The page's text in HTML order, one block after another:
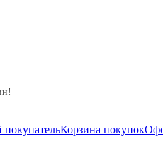
Корзина покупок